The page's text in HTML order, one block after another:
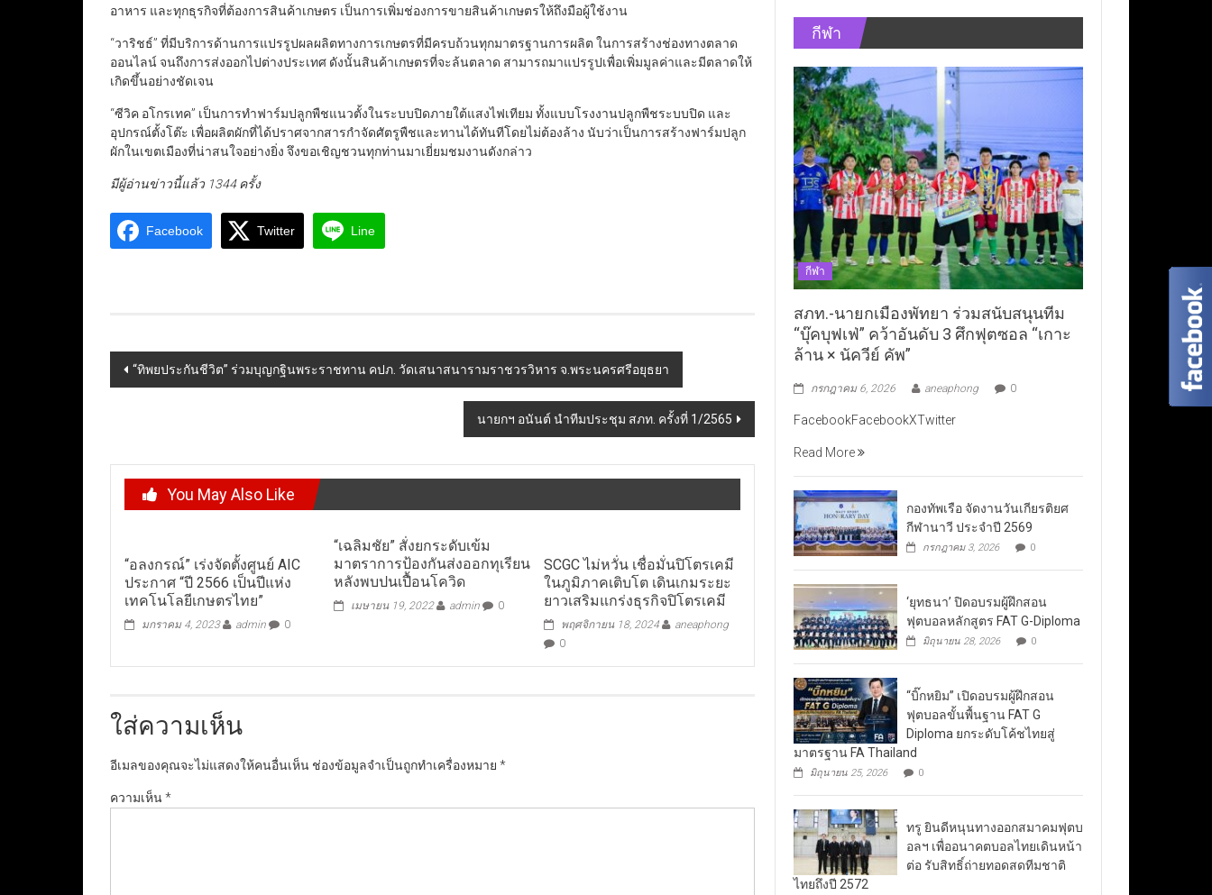
อาหาร และทุกธุรกิจที่ต้องการสินค้าเกษตร เป็นการเพิ่มช่องการขายสินค้าเกษตรให้ถึงมือผู้ใช้งาน
“วาริชธ์” ที่มีบริการด้านการแปรรูปผลผลิตทางการเกษตรที่มีครบถ้วนทุกมาตรฐานการผลิต ในการสร้างช่องทางตลาด
ออนไลน์ จนถึงการส่งออกไปต่างประเทศ ดังนั้นสินค้าเกษตรที่จะล้นตลาด สามารถมาแปรรูปเพื่อเพิ่มมูลค่าและมีตลาดให้
เกิดขึ้นอย่างชัดเจน
“ซีวิค อโกรเทค” เป็นการทำฟาร์มปลูกพืชแนวตั้งในระบบปิดภายใต้แสงไฟเทียม ทั้งแบบโรงงานปลูกพืชระบบปิด และ
อุปกรณ์ตั้งโต๊ะ เพื่อผลิตผักที่ได้ปราศจากสารกำจัดศัตรูพืชและทานได้ทันทีโดยไม่ต้องล้าง นับว่าเป็นการสร้างฟาร์มปลูก
ผักในเขตเมืองที่น่าสนใจอย่างยิ่ง จึงขอเชิญชวนทุกท่านมาเยี่ยมชมงานดังกล่าว
มีผู้อ่านข่าวนี้แล้ว 1344 ครั้ง
Facebook Twitter Line
Post
“ทิพยประกันชีวิต” ร่วมบุญกฐินพระราชทาน คปภ. วัดเสนาสนารามราชวรวิหาร จ.พระนครศรีอยุธยา
นายกฯ อนันต์ นำทีมประชุม สภท. ครั้งที่ 1/2565
You May Also Like
“อลงกรณ์” เร่งจัดตั้งศูนย์ AIC
ประกาศ “ปี 2566 เป็นปีแห่ง
เทคโนโลยีเกษตรไทย”
มกราคม 4, 2023 admin 0
“เฉลิมชัย” สั่งยกระดับเข้ม
มาตราการป้องกันส่งออกทุเรียน
หลังพบปนเปื้อนโควิด
เมษายน 19, 2022 admin 0
SCGC ไม่หวั่น เชื่อมั่นปิโตรเคมี
ในภูมิภาคเติบโต เดินเกมระยะ
ยาวเสริมแกร่งธุรกิจปิโตรเคมี
พฤศจิกายน 18, 2024
aneaphong
0
ใส่ความเห็น
อีเมลของคุณจะไม่แสดงให้คนอื่นเห็น ช่องข้อมูลจำเป็นถูกทำเครื่องหมาย *
ความเห็น*
กีฬา
กีฬา
สภท.-นายกเมืองพัทยา ร่วมสนับสนุนทีม
“บุ๊คบุฟเฟ่” คว้าอันดับ 3 ศึกฟุตซอล “เกาะ
ล้าน × นัควีย์ คัพ”
กรกฎาคม 6, 2026 aneaphong 0
FacebookFacebookXTwitter
Read More
กองทัพเรือ จัดงานวันเกียรติยศ
กีฬานาวี ประจำปี 2569
กรกฎาคม 3, 2026 0
‘ยุทธนา’ ปิดอบรมผู้ฝึกสอน
ฟุตบอลหลักสูตร FAT G-Diploma
มิถุนายน 28, 2026 0
“บิ๊กหยิม” เปิดอบรมผู้ฝึกสอน
ฟุตบอลขั้นพื้นฐาน FAT G
Diploma ยกระดับโค้ชไทยสู่
มาตรฐาน FA Thailand
มิถุนายน 25, 2026 0
ทรู ยินดีหนุนทางออกสมาคมฟุตบ
อลฯ เพื่ออนาคตบอลไทยเดินหน้า
ต่อ รับสิทธิ์ถ่ายทอดสดทีมชาติ
ไทยถึงปี 2572